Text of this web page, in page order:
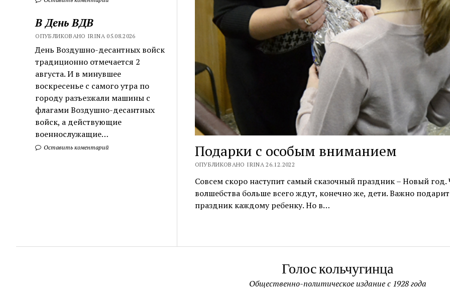
В День ВДВ
ОПУБЛИКОВАНО IRINA 05.08.2026
День Воздушно-десантных войск
традиционно отмечается 2
августа. И в минувшее
воскресенье с самого утра по
городу разъезжали машины с
флагами Воздушно-десантных
войск, а действующие
военнослужащие…
Оставить коментарий Подарки с особым вниманием
ОПУБЛИКОВАНО IRINA 26.12.2022
Совсем скоро наступит самый сказочный праздник – Новый год.
волшебства больше всего ждут, конечно же, дети. Важно
праздник каждому ребенку. Но в…
Голос кольчугинца
Общественно-политическое издание с 1928 года